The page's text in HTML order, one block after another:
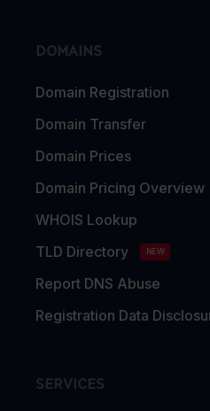
DOMAINS
Domain Registration
Domain Transfer
Domain Prices
Domain Pricing Overview
WHOIS Lookup
TLD Directory
NEW
Report DNS Abuse
Registration Data
SERVICES